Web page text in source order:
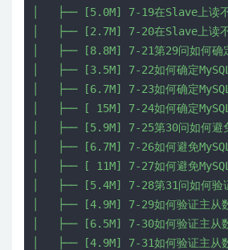
│   ├── [5.0M] 7-19在Slave上读
│   ├── [2.7M] 7-20在Slave上读
│   ├── [8.8M] 7-21第29问如何确
│   ├── [3.5M] 7-22如何确定
│   ├── [6.7M] 7-23如何确定
│   ├── [ 15M] 7-24如何确定
│   ├── [5.9M] 7-25第30问如何避
│   ├── [6.7M] 7-26如何避免
│   ├── [ 11M] 7-27如何避免
│   ├── [5.4M] 7-28第31问如何验
│   ├── [4.9M] 7-29如何验证主从数
│   ├── [6.5M] 7-30如何验证主从数
│   ├── [4.9M] 7-31如何验证主从数